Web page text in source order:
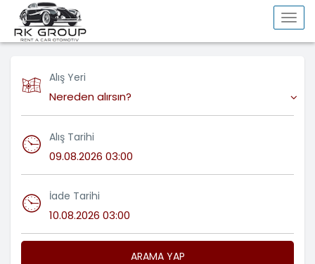
Alış Yeri
Nereden alırsın?
Alış Tarihi
İade Tarihi
ARAMA YAP